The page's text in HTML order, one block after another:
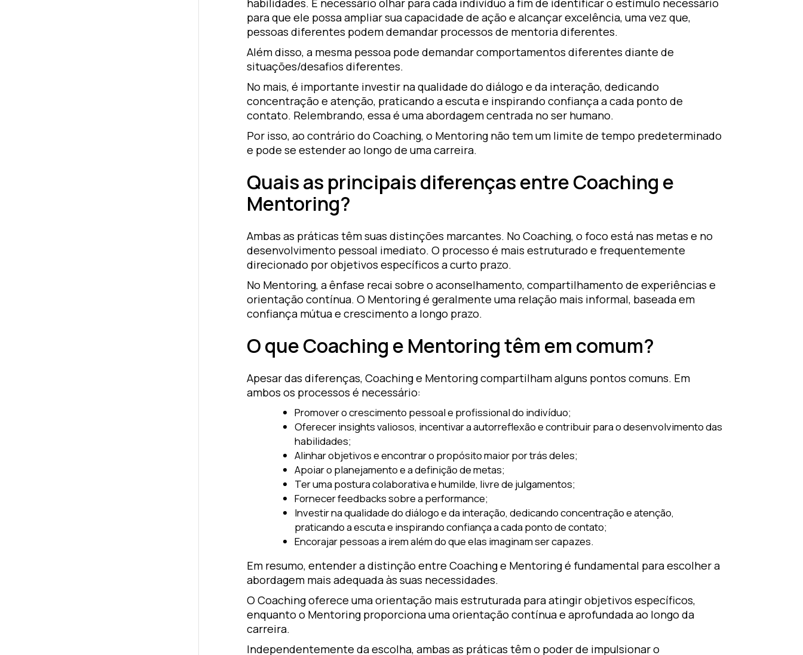
habilidades.​ É necessário olhar para cada indivíduo a fim de identificar o estímulo necessário
para que ele possa ampliar sua capacidade de ação e alcançar excelência, uma vez que,
pessoas diferentes podem demandar processos de mentoria diferentes.
Além disso, a mesma pessoa pode demandar comportamentos diferentes diante de
situações/desafios diferentes.
No mais, é importante investir na qualidade do diálogo e da interação, dedicando
concentração e atenção, praticando a escuta e inspirando confiança a cada ponto de
contato. Relembrando, essa é uma abordagem centrada no ser humano.
Por isso, ao contrário do Coaching, o Mentoring não tem um limite de tempo predeterminado
e pode se estender ao longo de uma carreira.
Quais as principais diferenças entre Coaching e
Mentoring?
Ambas as práticas têm suas distinções marcantes. No Coaching, o foco está nas metas e no
desenvolvimento pessoal imediato. O processo é mais estruturado e frequentemente
direcionado por objetivos específicos a curto prazo.
No Mentoring, a ênfase recai sobre o aconselhamento, compartilhamento de experiências e
orientação contínua. O Mentoring é geralmente uma relação mais informal, baseada em
confiança mútua e crescimento a longo prazo.
O que Coaching e Mentoring têm em comum?
Apesar das diferenças, Coaching e Mentoring compartilham alguns pontos comuns. Em
ambos os processos é necessário:
Promover o crescimento pessoal e profissional do indivíduo;
Oferecer insights valiosos, incentivar a autorreflexão e contribuir para o desenvolvimento das
habilidades;
Alinhar objetivos e encontrar o propósito maior por trás deles;
Apoiar o planejamento e a definição de metas;
Ter uma postura colaborativa e humilde, livre de julgamentos;
Fornecer feedbacks sobre a performance;
Investir na qualidade do diálogo e da interação, dedicando concentração e atenção,
praticando a escuta e inspirando confiança a cada ponto de contato;
Encorajar pessoas a irem além do que elas imaginam ser capazes.
Em resumo, entender a distinção entre Coaching e Mentoring é fundamental para escolher a
abordagem mais adequada às suas necessidades.
O Coaching oferece uma orientação mais estruturada para atingir objetivos específicos,
enquanto o Mentoring proporciona uma orientação contínua e aprofundada ao longo da
carreira.
Independentemente da escolha, ambas as práticas têm o poder de impulsionar o